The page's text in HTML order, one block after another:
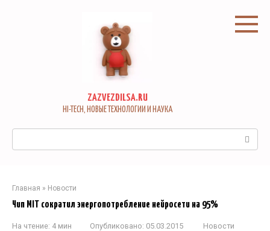
ZAZVEZDILSA.RU
HI-TECH, НОВЫЕ ТЕХНОЛОГИИ И НАУКА
Главная » Новости
Чип MIT сократил энергопотребление нейросети на 95%
На чтение: 4 мин Опубликовано: 05.03.2015
Новости